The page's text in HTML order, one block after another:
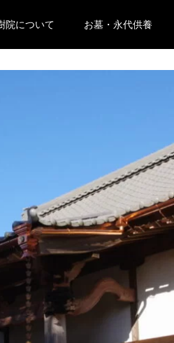
院について お墓・永代供養